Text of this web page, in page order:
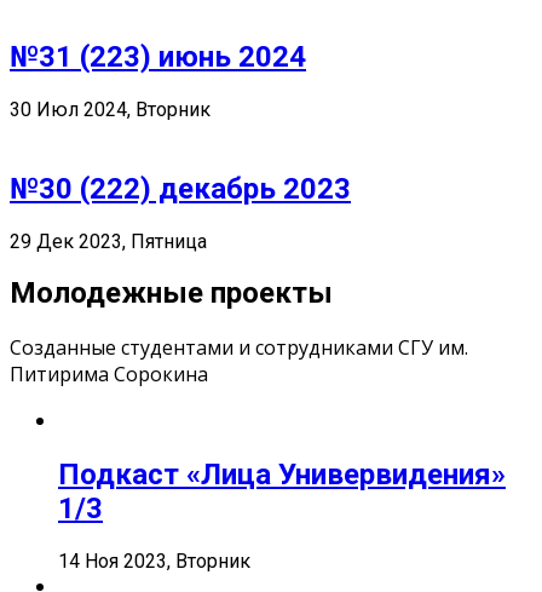
№31 (223) июнь 2024
30 Июл 2024, Вторник
№30 (222) декабрь 2023
29 Дек 2023, Пятница
Молодежные проекты
Созданные студентами и сотрудниками СГУ им.
Питирима Сорокина
Подкаст «Лица Универвидения»
1/3
14 Ноя 2023, Вторник